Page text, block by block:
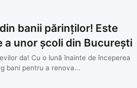
banii părinților! Este
a unor școli din București
da! Cu o lună înainte de începerea
bani pentru a renova...